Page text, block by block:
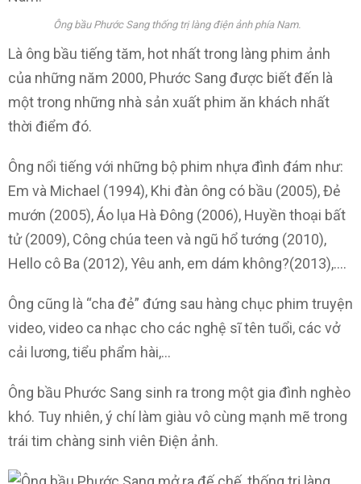
Ông bầu Phước Sang thống trị làng điện ảnh phía Nam.
Là ông bầu tiếng tăm, hot nhất trong làng phim ảnh
của những năm 2000, Phước Sang được biết đến là
một trong những nhà sản xuất phim ăn khách nhất
thời điểm đó.
Ông nổi tiếng với những bộ phim nhựa đình đám như:
Em và Michael (1994), Khi đàn ông có bầu (2005), Đẻ
mướn (2005), Áo lụa Hà Đông (2006), Huyền thoại bất
tử (2009), Công chúa teen và ngũ hổ tướng (2010),
Hello cô Ba (2012), Yêu anh, em dám không?(2013),….
Ông cũng là “cha đẻ” đứng sau hàng chục phim truyện
video, video ca nhạc cho các nghệ sĩ tên tuổi, các vở
cải lương, tiểu phẩm hài,…
Ông bầu Phước Sang sinh ra trong một gia đình nghèo
khó. Tuy nhiên, ý chí làm giàu vô cùng mạnh mẽ trong
trái tim chàng sinh viên Điện ảnh.